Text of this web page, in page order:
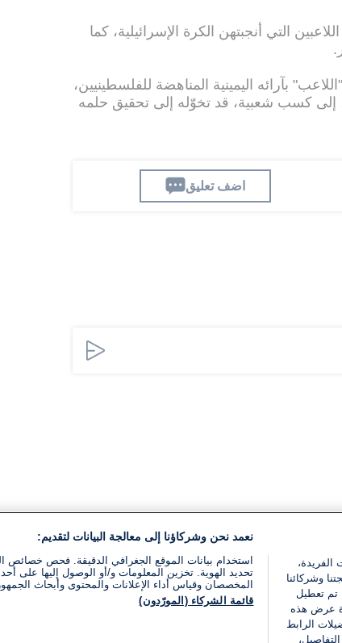
من أعظم اللاعبين التي أنجبتهن الكرة الإسرائيلية، كما
بآرائه اليمينية المناهضة للفلسطينيين،
إلى كسب شعبية، قد تخوّله إلى تحقيق حلمه
اضف تعليق
الفريدة،
وشركائنا
تم تعطيل
عرض هذه
الرابط
نعمد نحن وشركاؤنا إلى معالجة البيانات لتقديم:
استخدام بيانات الموقع الجغرافي الدقيقة. فحص خصائص
تحديد الهوية. تخزين المعلومات و/أو الوصول إليها على أحد
المخصصان وقياس أداء الإعلانات والمحتوى وأبحاث
قائمة الشركاء (المورّدون)